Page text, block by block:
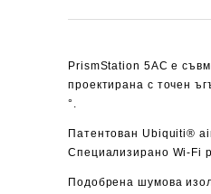
PrismStation 5ACе
проектирана с точен
°.
Патентован Ubiquiti®
Специализирано Wi-Fi
Подобрена шумова